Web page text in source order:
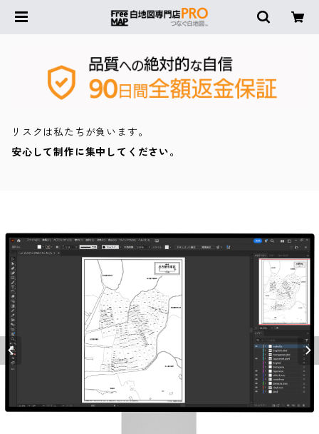
リスクは私たちが負います。
安心して制作に集中してください。